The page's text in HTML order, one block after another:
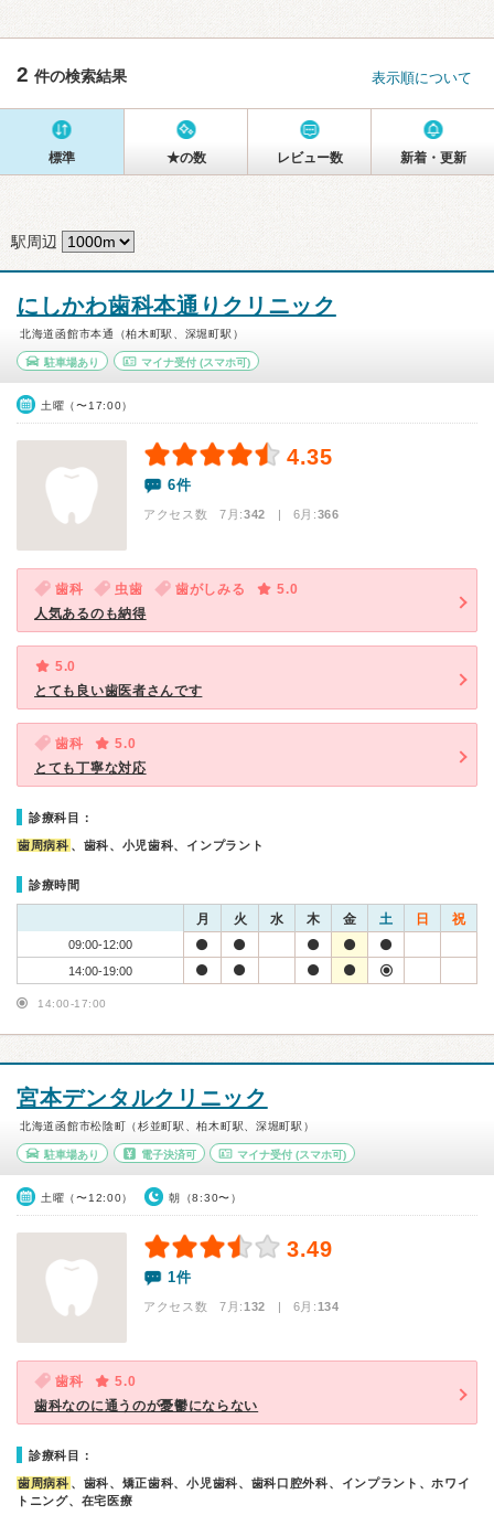
2 件の検索結果 表示順について
標準 ★の数 レビュー数 新着・更新
駅周辺
にしかわ歯科本通りクリニック
北海道函館市本通（柏木町駅、深堀町駅）
駐車場あり マイナ受付(スマホ可)
土曜（〜17:00）
4.35
6件
アクセス数 7月:342 | 6月:366
歯科 虫歯 歯がしみる
5.0
人気あるのも納得
5.0
とても良い歯医者さんです
歯科
5.0
とても丁寧な対応
診療科目：
歯周病科 、歯科、小児歯科、インプラント
診療時間
月 火 水 木 金 土 日 祝
09:00-12:00
14:00-19:00
14:00-17:00
宮本デンタルクリニック
北海道函館市松陰町（杉並町駅、柏木町駅、深堀町駅）
駐車場あり 電子決済可 マイナ受付 (スマホ可)
土曜（〜12:00） 朝（8:30〜）
3.49
1件
アクセス数 7月:132 | 6月:134
歯科
5.0
歯科なのに通うのが憂鬱にならない
診療科目：
歯周病科 、歯科、矯正歯科、小児歯科、歯科口腔外科、インプラント、ホワイ
トニング、在宅医療